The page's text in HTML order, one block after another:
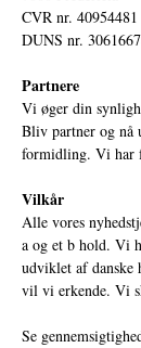
CVR nr. 40954481
DUNS nr.
Partnere
Vi øger din
Bliv partner og nå
formidling. Vi har
Vilkår
Alle vores
a og et b hold. Vi
udviklet af danske
vil vi erkende. Vi
Se